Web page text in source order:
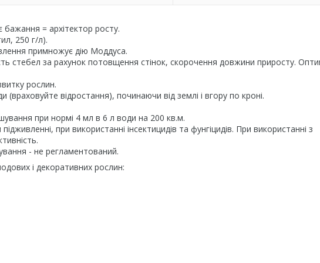
= архітектор росту.
250 г/л).
примножує дію Моддуса.
стебел за рахунок потовщення стінок, скорочення довжини приросту.
рослин.
відростання), починаючи від землі і вгору по кроні.
при нормі 4 мл в 6 л води на 200 кв.м.
при використанні інсектицидів та фунгіцидів. При використанні з
- не регламентований.
і декоративних рослин: